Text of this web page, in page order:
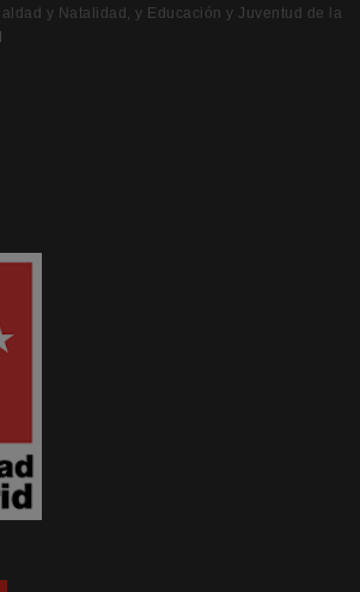
y Natalidad, y Educación y Juventud de la